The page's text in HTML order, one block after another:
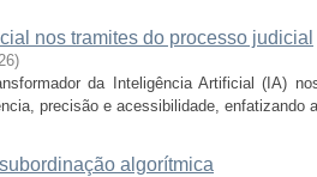
nos tramites do processo judicial
)
da Inteligência Artificial (IA)
precisão e acessibilidade, enfatizando
algorítmica